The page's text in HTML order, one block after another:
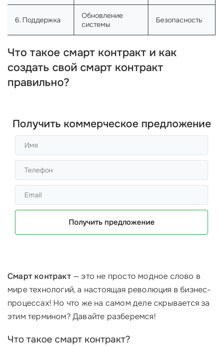
6. Поддержка
Обновление
системы
Безопасность
Что такое смарт контракт и как
создать свой смарт контракт
правильно?
Получить коммерческое предложение
Получить предложение
Смарт контракт— это не просто модное слово в
мире технологий, а настоящая революция в бизнес-
процессах! Но что же на самом деле скрывается за
этим термином? Давайте разберемся!
Что такое смарт контракт?